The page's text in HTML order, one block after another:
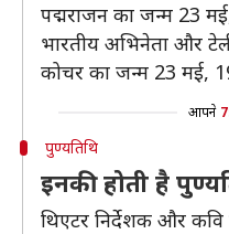
पद्मराजन का जन्म 23
भारतीय अभिनेता और
कोचर का जन्म 23 मई,
आपने
पुण्यतिथि
इनकी होती है
थिएटर निर्देशक और कवि